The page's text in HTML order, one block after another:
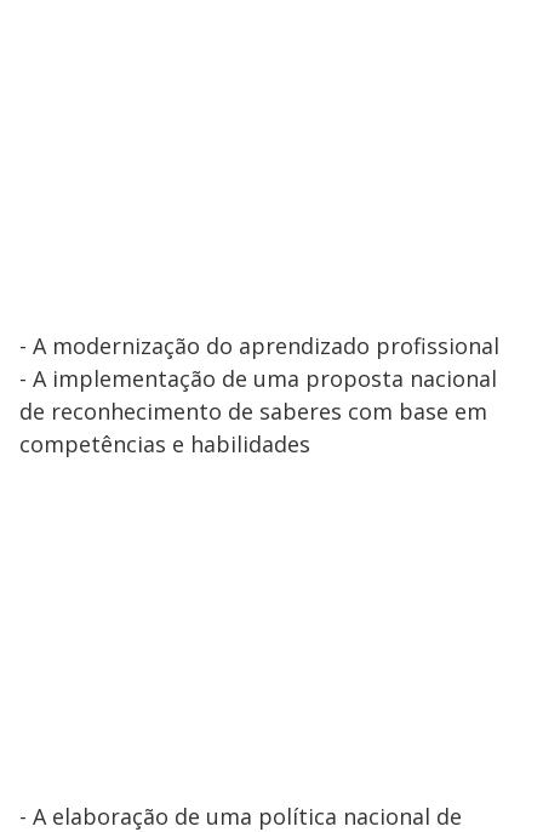
- A modernização do aprendizado profissional
- A implementação de uma proposta nacional
de reconhecimento de saberes com base em
competências e habilidades
- A elaboração de uma política nacional de